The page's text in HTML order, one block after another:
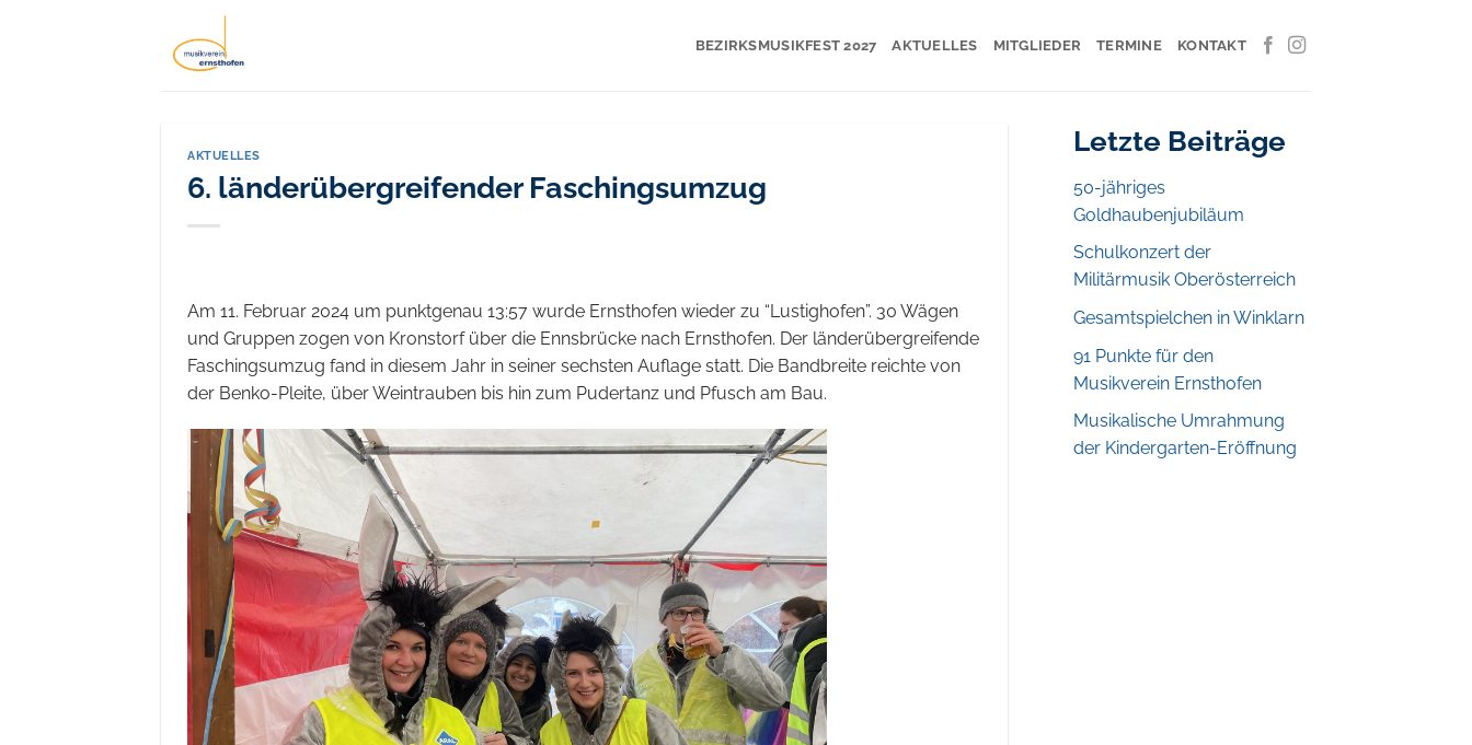
BEZIRKSMUSIKFEST 2027 AKTUELLES MITGLIEDER TERMINE KONTAKT
AKTUELLES
6. länderübergreifender Faschingsumzug
Am 11. Februar 2024 um punktgenau 13:57 wurde Ernsthofen wieder zu “Lustighofen”. 30 Wägen
und Gruppen zogen von Kronstorf über die Ennsbrücke nach Ernsthofen. Der länderübergreifende
Faschingsumzug fand in diesem Jahr in seiner sechsten Auflage statt. Die Bandbreite reichte von
der Benko-Pleite, über Weintrauben bis hin zum Pudertanz und Pfusch am Bau.
Letzte Beiträge
50-jähriges
Goldhaubenjubiläum
Schulkonzert der
Militärmusik Oberösterreich
Gesamtspielchen in Winklarn
91 Punkte für den
Musikverein Ernsthofen
Musikalische Umrahmung
der Kindergarten-Eröffnung